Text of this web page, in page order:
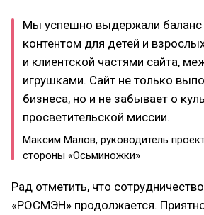
Мы успешно выдержали
контентом для детей и
и клиентской частями сайта,
игрушками. Сайт не только
бизнеса, но и не забывает о
просветительской миссии.
Максим Малов, руководитель
стороны «Осьминожки»
Рад отметить, что
«РОСМЭН» продолжается.